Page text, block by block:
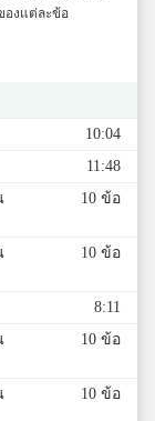
องแต่ละข้อ
10:04
11:48
10 ข้อ
10 ข้อ
8:11
10 ข้อ
10 ข้อ